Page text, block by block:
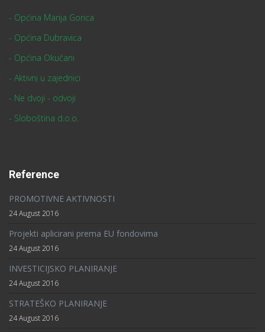
- Općina Marija Gorica
- Općina Dubravica
- Općina Okučani
- Aktivni u zajednici
- Ne dvoji - odvoji
- Sloboština d.o.o.
Reference
PROMOTIVNE AKTIVNOSTI
24 August 2016
Projekti aplicirani prema EU fondovima
24 August 2016
INVESTICIJSKO PLANIRANJE
24 August 2016
STRATEŠKO PLANIRANJE
24 August 2016